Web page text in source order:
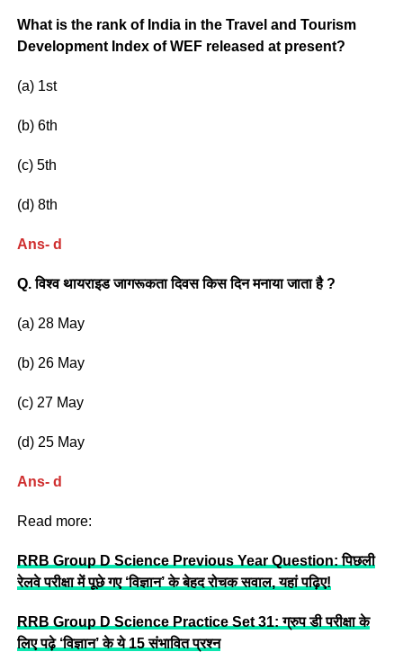
What is the rank of India in the Travel and Tourism
Development Index of WEF released at present?
(a) 1st
(b) 6th
(c) 5th
(d) 8th
Ans- d
Q. विश्व थायराइड जागरूकता दिवस किस दिन मनाया जाता है ?
(a) 28 May
(b) 26 May
(c) 27 May
(d) 25 May
Ans- d
Read more:
RRB Group D Science Previous Year Question: पिछली
रेलवे परीक्षा में पूछे गए ‘विज्ञान’ के बेहद रोचक सवाल, यहां पढ़िए!
RRB Group D Science Practice Set 31: ग्रुप डी परीक्षा के
लिए पढ़े ‘विज्ञान’ के ये 15 संभावित प्रश्न